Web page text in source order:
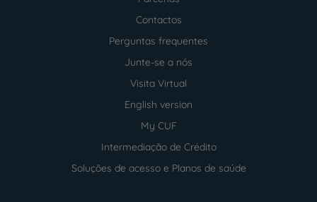
Contactos
Perguntas frequentes
Junte-se a nós
Visita Virtual
English version
My CUF
Intermediação de Crédito
Soluções de acesso e Planos de saúde